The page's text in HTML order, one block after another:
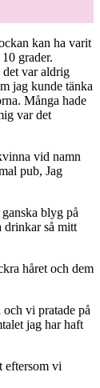
kan ha varit
grader.
det var aldrig
jag kunde tänka
Många hade
var det
vid namn
pub, Jag
blyg på
drinkar så mitt
håret och dem
vi pratade på
jag har haft
eftersom vi